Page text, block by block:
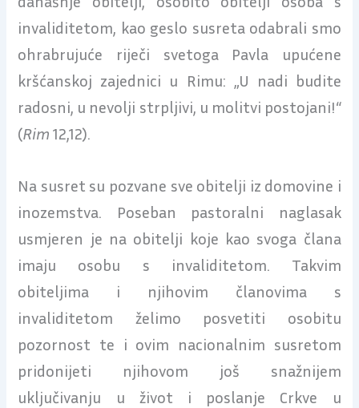
invaliditetom, kao geslo susreta odabrali smo
ohrabrujuće riječi svetoga Pavla upućene
kršćanskoj zajednici u Rimu: „U nadi budite
radosni, u nevolji strpljivi, u molitvi postojani!“
(Rim12,12).
Na susret su pozvane sve obitelji iz domovine i
inozemstva. Poseban pastoralni naglasak
usmjeren je na obitelji koje kao svoga člana
imaju osobu s invaliditetom. Takvim
obiteljima i njihovim članovima s
invaliditetom želimo posvetiti osobitu
pozornost te i ovim nacionalnim susretom
pridonijeti njihovom još snažnijem
uključivanju u život i poslanje Crkve u